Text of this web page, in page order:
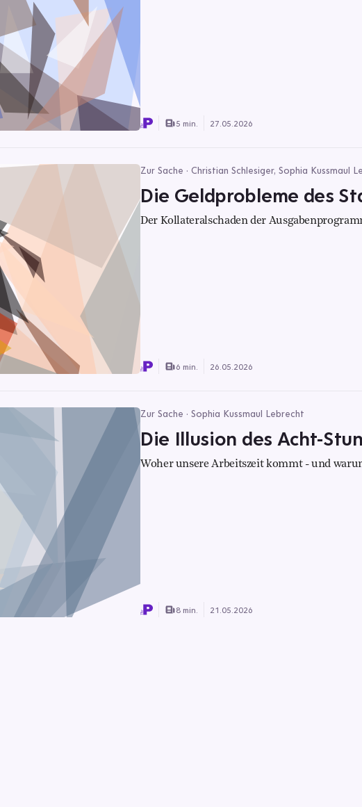
5 min. 27.05.2026
Zur Sache · Christian Schlesiger, Sophia Kussmaul
Die Geldprobleme des
Der Kollateralschaden der
6 min. 26.05.2026
Zur Sache · Sophia Kussmaul Lebrecht
Die Illusion des Acht-
Woher unsere Arbeitszeit kommt - und
8 min. 21.05.2026